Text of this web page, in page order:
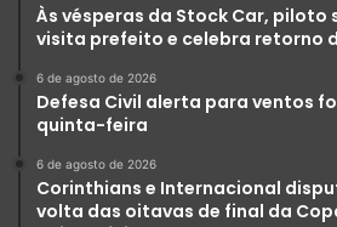
Às vésperas da Stock Car,
visita prefeito e celebra retorno
6 de agosto de 2026
Defesa Civil alerta para ventos
quinta-feira
6 de agosto de 2026
Corinthians e Internacional
volta das oitavas de final da